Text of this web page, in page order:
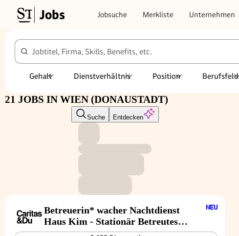
Jobs Jobsuche Merkliste Unternehmen
Jobtitel, Firma, Skills, Benefits, etc.
Gehalt Dienstverhältnis Position Berufsfeld
21 JOBS IN WIEN (DONAUSTADT)
Suche Entdecken
Betreuerin* wacher Nachtdienst
Haus Kim - Stationär Betreutes
Wohnen